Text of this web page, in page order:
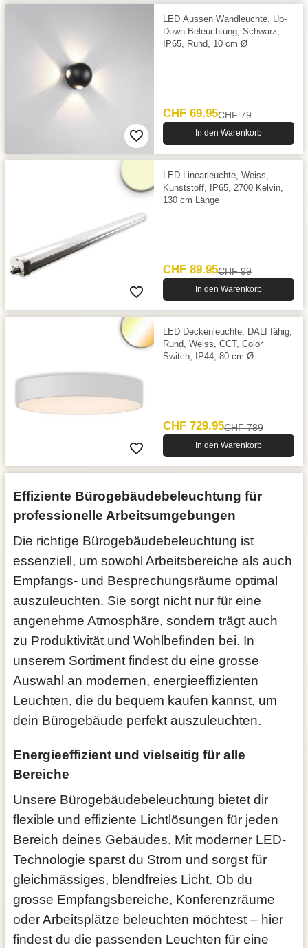
LED Aussen Wandleuchte, Up-
Down-Beleuchtung, Schwarz,
IP65, Rund, 10 cm Ø
CHF 69.95CHF 79
In den Warenkorb
LED Linearleuchte, Weiss,
Kunststoff, IP65, 2700 Kelvin,
130 cm Länge
CHF 89.95CHF 99
In den Warenkorb
LED Deckenleuchte, DALI fähig,
Rund, Weiss, CCT, Color
Switch, IP44, 80 cm Ø
CHF 729.95CHF 789
In den Warenkorb
Effiziente Bürogebäudebeleuchtung für
professionelle Arbeitsumgebungen
Die richtige Bürogebäudebeleuchtung ist
essenziell, um sowohl Arbeitsbereiche als auch
Empfangs- und Besprechungsräume optimal
auszuleuchten. Sie sorgt nicht nur für eine
angenehme Atmosphäre, sondern trägt auch
zu Produktivität und Wohlbefinden bei. In
unserem Sortiment findest du eine grosse
Auswahl an modernen, energieeffizienten
Leuchten, die du bequem kaufen kannst, um
dein Bürogebäude perfekt auszuleuchten.
Energieeffizient und vielseitig für alle
Bereiche
Unsere Bürogebäudebeleuchtung bietet dir
flexible und effiziente Lichtlösungen für jeden
Bereich deines Gebäudes. Mit moderner LED-
Technologie sparst du Strom und sorgst für
gleichmässiges, blendfreies Licht. Ob du
grosse Empfangsbereiche, Konferenzräume
oder Arbeitsplätze beleuchten möchtest – hier
findest du die passenden Leuchten für eine